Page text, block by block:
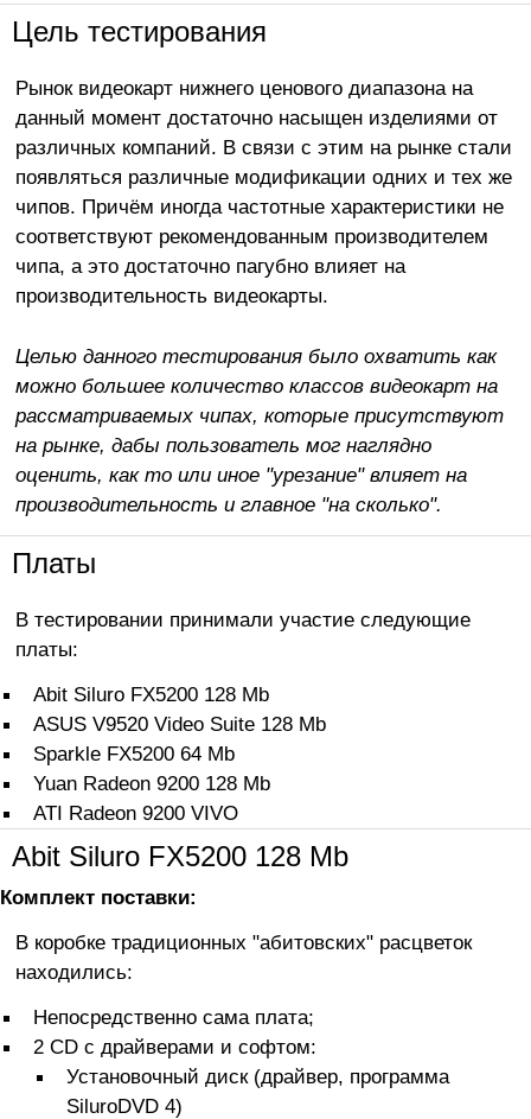
Цель тестирования
Рынок видеокарт нижнего ценового диапазона на
данный момент достаточно насыщен изделиями от
различных компаний. В связи с этим на рынке стали
появляться различные модификации одних и тех же
чипов. Причём иногда частотные характеристики не
соответствуют рекомендованным производителем
чипа, а это достаточно пагубно влияет на
производительность видеокарты.
Целью данного тестирования было охватить как
можно большее количество классов видеокарт на
рассматриваемых чипах, которые присутствуют
на рынке, дабы пользователь мог наглядно
оценить, как то или иное "урезание" влияет на
производительность и главное "на сколько".
Платы
В тестировании принимали участие следующие
платы:
Abit Siluro FX5200 128 Mb
ASUS V9520 Video Suite 128 Mb
Sparkle FX5200 64 Mb
Yuan Radeon 9200 128 Mb
ATI Radeon 9200 VIVO
Abit Siluro FX5200 128 Mb
Комплект поставки:
В коробке традиционных "абитовских" расцветок
находились:
Непосредственно сама плата;
2 CD с драйверами и софтом:
Установочный диск (драйвер, программа
SiluroDVD 4)